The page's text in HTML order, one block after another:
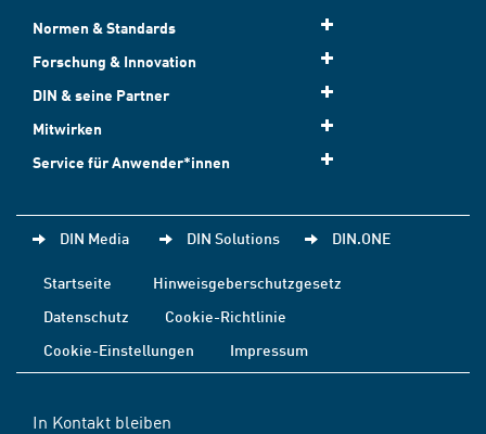
Normen & Standards
Forschung & Innovation
DIN & seine Partner
Mitwirken
Service für Anwender*innen
DIN Media DIN Solutions DIN.ONE
Startseite
Hinweisgeberschutzgesetz
Datenschutz
Cookie-Richtlinie
Cookie-Einstellungen
Impressum
In Kontakt bleiben